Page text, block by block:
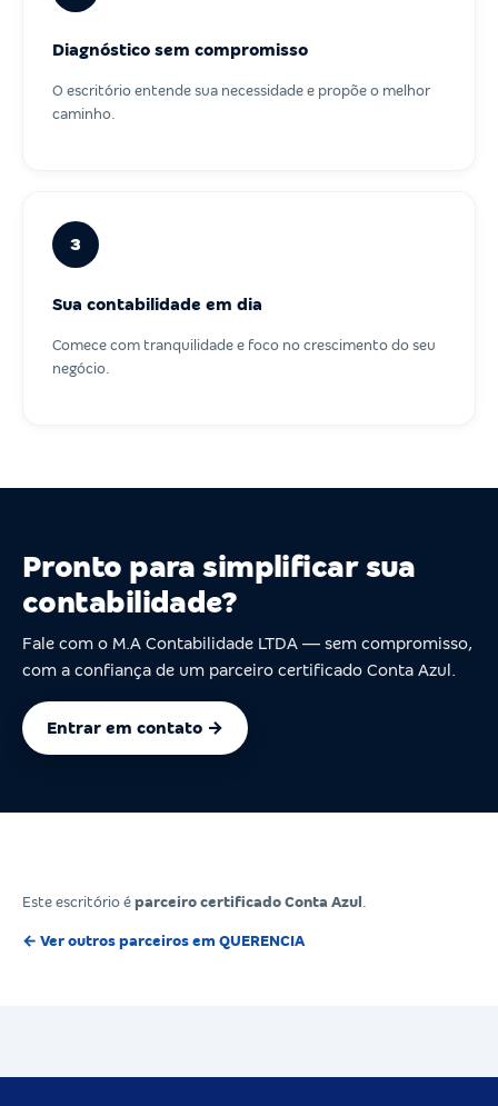
Diagnóstico sem compromisso
O escritório entende sua necessidade e propõe o melhor
caminho.
3
Sua contabilidade em dia
Comece com tranquilidade e foco no crescimento do seu
negócio.
Pronto para simplificar sua
contabilidade?
Fale com o M.A Contabilidade LTDA — sem compromisso,
com a confiança de um parceiro certificado Conta Azul.
Entrar em contato →
Este escritório é parceiro certificado Conta Azul
← Ver outros parceiros em QUERENCIA